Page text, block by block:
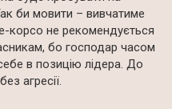
би мовити – вивчатиме
корсо не рекомендується
бо господар часом
в позицію лідера. До
агресії.